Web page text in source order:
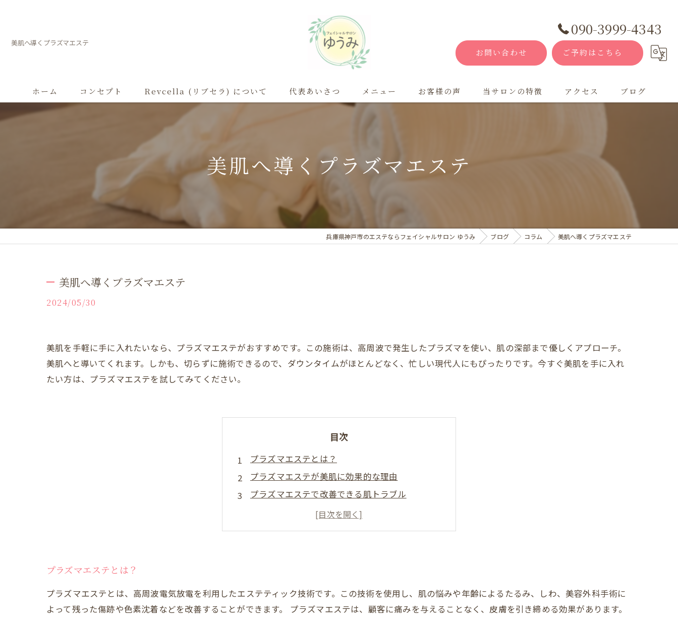
美肌へ導くプラズマエステ
090-3999-4343
お問い合わせ ご予約はこちら
ホーム コンセプト Revcella (リブセラ) について 代表あいさつ メニュー お客様の声 当サロンの特徴 アクセス ブログ
美肌へ導くプラズマエステ
兵庫県神戸市のエステならフェイシャルサロン ゆうみ ブログ コラム 美肌へ導くプラズマエステ
美肌へ導くプラズマエステ
2024/05/30
美肌を手軽に手に入れたいなら、プラズマエステがおすすめです。この施術は、高周波で発生したプラズマを使い、肌の深部まで優しくアプローチ。
美肌へと導いてくれます。しかも、切らずに施術できるので、ダウンタイムがほとんどなく、忙しい現代人にもぴったりです。今すぐ美肌を手に入れ
たい方は、プラズマエステを試してみてください。
目次
プラズマエステとは？
プラズマエステが美肌に効果的な理由
プラズマエステで改善できる肌トラブル
プラズマエステを受ける前の注意点
プラズマエステを取り入れたスキンケアの方法
プラズマエステとは？
プラズマエステとは、高周波電気放電を利用したエステティック技術です。この技術を使用し、肌の悩みや年齢によるたるみ、しわ、美容外科手術に
よって残った傷跡や色素沈着などを改善することができます。 プラズマエステは、顧客に痛みを与えることなく、皮膚を引き締める効果があります。